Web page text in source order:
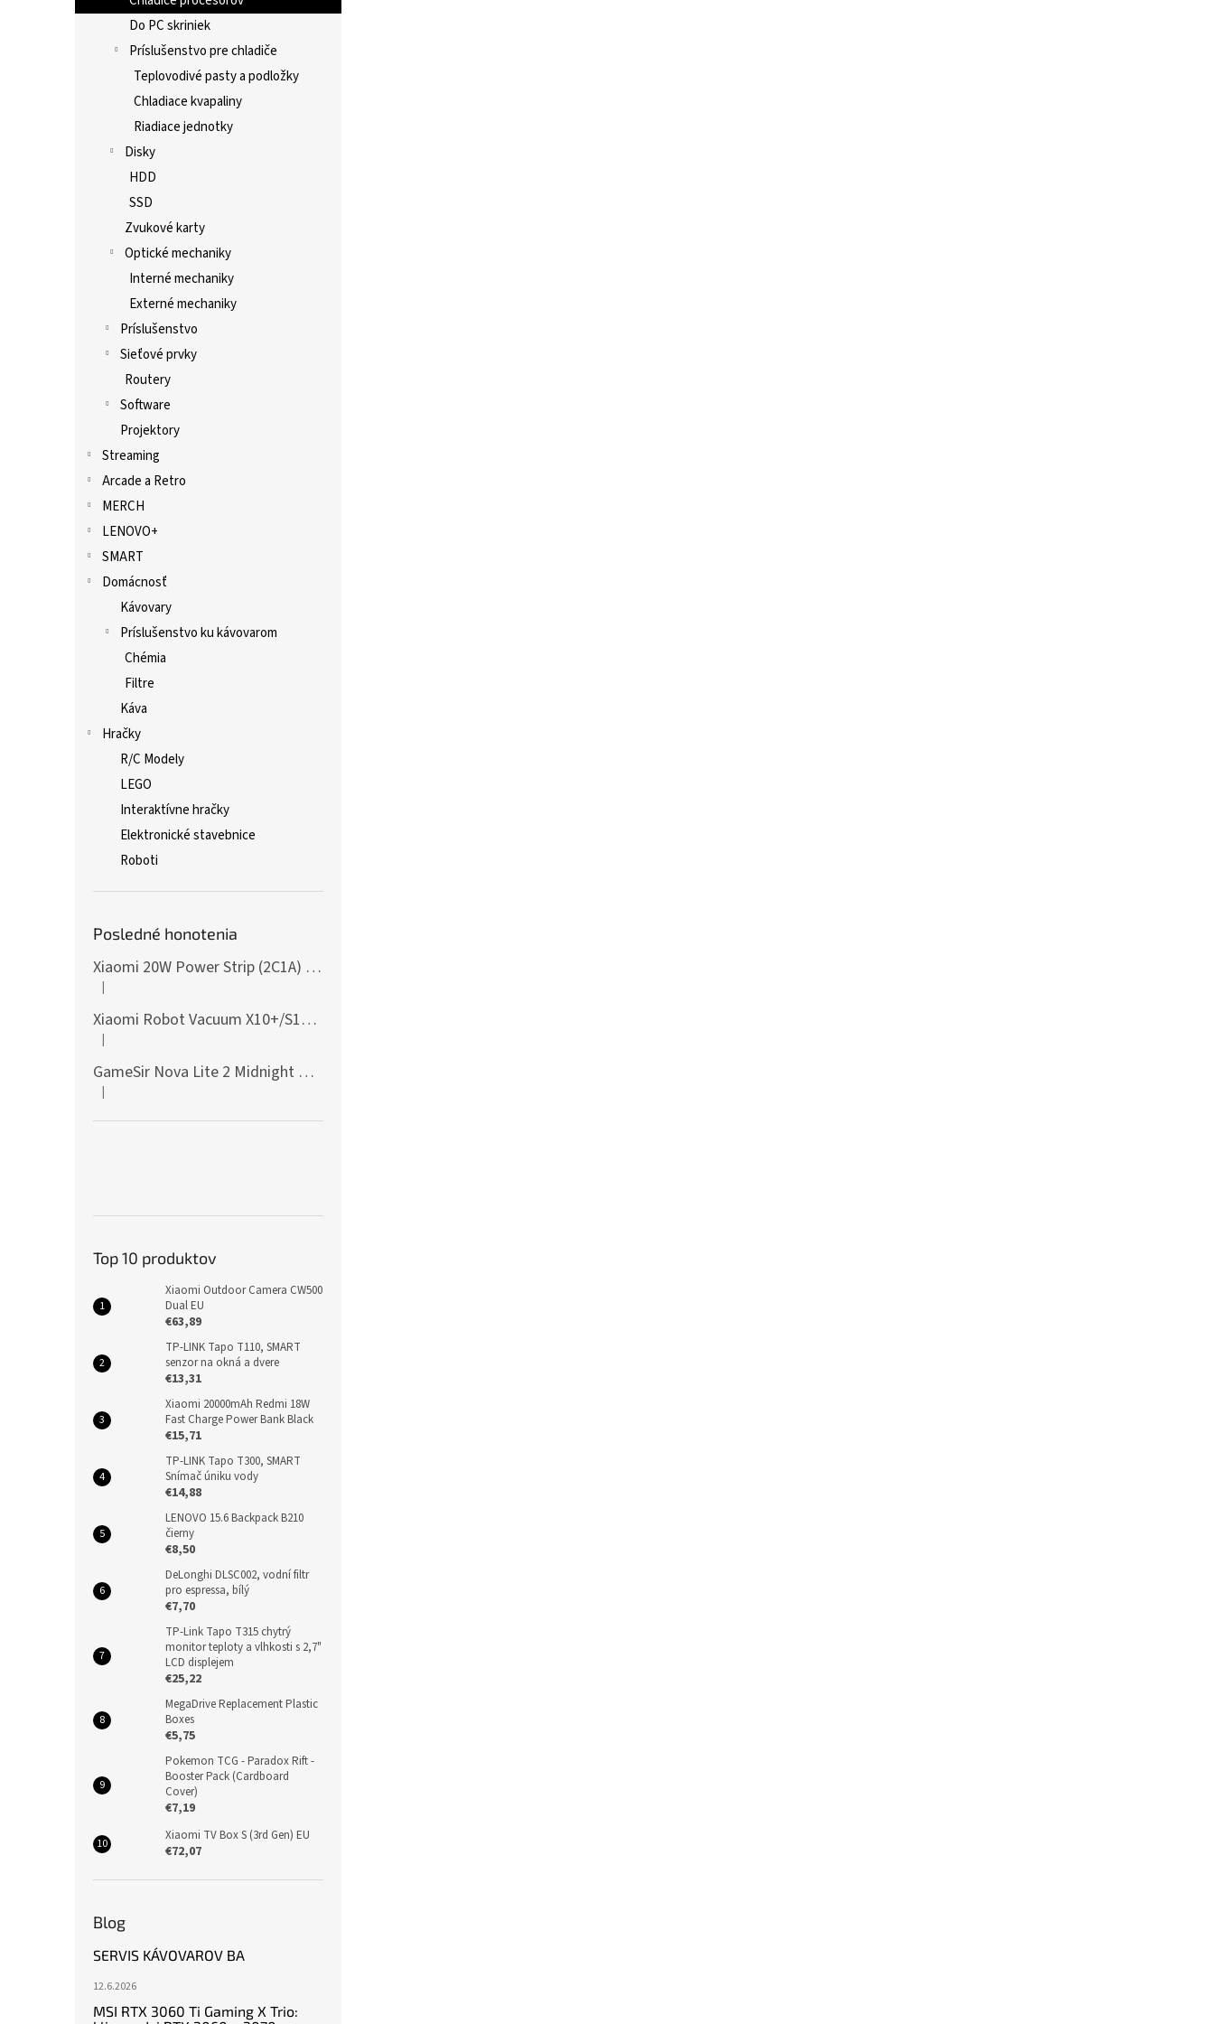
Do PC skriniek
Príslušenstvo pre chladiče
Teplovodivé pasty a podložky
Chladiace kvapaliny
Riadiace jednotky
Disky
HDD
SSD
Zvukové karty
Optické mechaniky
Interné mechaniky
Externé mechaniky
Príslušenstvo
Sieťové prvky
Routery
Software
Projektory
Streaming
Arcade a Retro
MERCH
LENOVO+
SMART
Domácnosť
Kávovary
Príslušenstvo ku kávovarom
Chémia
Filtre
Káva
Hračky
R/C Modely
LEGO
Interaktívne hračky
Elektronické stavebnice
Roboti
Posledné honotenia
Xiaomi 20W Power Strip (2C1A) EU
Hodnotenie produktu je 5 z 5 hviezdičiek.
|
Xiaomi Robot Vacuum X10+/S10+/X10/X20+ Side Brush
Hodnotenie produktu je 5 z 5 hviezdičiek.
|
GameSir Nova Lite 2 Midnight Gray
Hodnotenie produktu je 5 z 5 hviezdičiek.
|
Top 10 produktov
Xiaomi Outdoor Camera CW500
Dual EU
€63,89
TP-LINK Tapo T110, SMART
senzor na okná a dvere
€13,31
Xiaomi 20000mAh Redmi 18W
Fast Charge Power Bank Black
€15,71
TP-LINK Tapo T300, SMART
Snímač úniku vody
€14,88
LENOVO 15.6 Backpack B210
čierny
€8,50
DeLonghi DLSC002, vodní filtr
pro espressa, bílý
€7,70
TP-Link Tapo T315 chytrý
monitor teploty a vlhkosti s 2,7"
LCD displejem
€25,22
MegaDrive Replacement Plastic
Boxes
€5,75
Pokemon TCG - Paradox Rift -
Booster Pack (Cardboard
Cover)
€7,19
Xiaomi TV Box S (3rd Gen) EU
€72,07
Blog
SERVIS KÁVOVAROV BA
12.6.2026
MSI RTX 3060 Ti Gaming X Trio: